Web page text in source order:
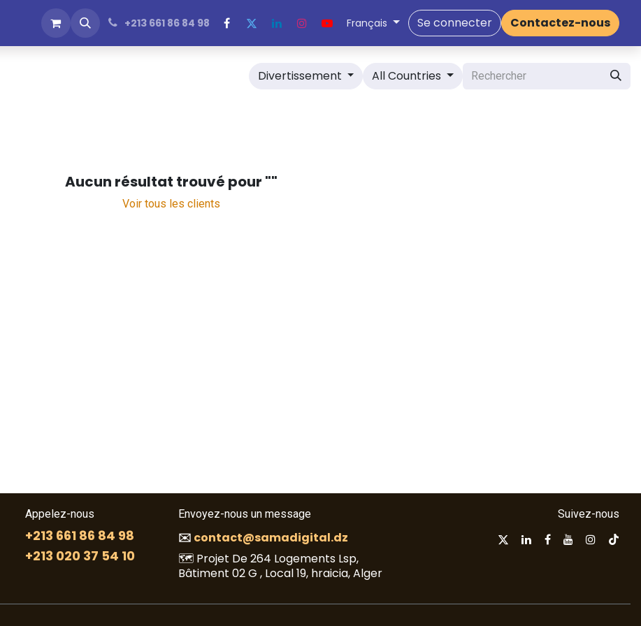
Nos Produits Rejoignez-nous Emplois News & Blogs
+213 661 86 84 98 Français Se connecter Contactez-nous
Divertissement All Countries
Aucun résultat trouvé pour ""
Voir tous les clients
Suivez-nous
Envoyez-nous un message
✉️ contact@samadigital.dz
🗺️ Projet De 264 Logements Lsp,
Bâtiment 02 G , Local 19, hraicia, Alger
Appelez-nous
+213 661 86 84 98
+213 020 37 54 10